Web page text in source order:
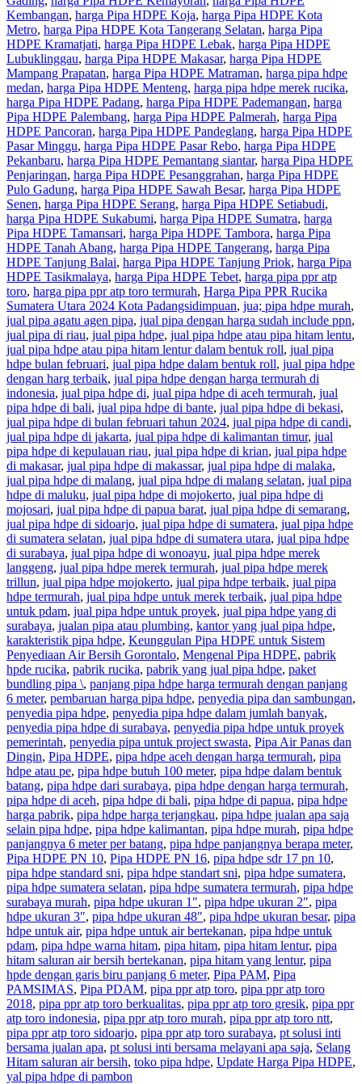
Kembangan, harga Pipa HDPE Koja, harga Pipa HDPE Kota
Metro, harga Pipa HDPE Kota Tangerang Selatan, harga Pipa
HDPE Kramatjati, harga Pipa HDPE Lebak, harga Pipa HDPE
Lubuklinggau, harga Pipa HDPE Makasar, harga Pipa HDPE
Mampang Prapatan, harga Pipa HDPE Matraman, harga pipa hdpe
medan, harga Pipa HDPE Menteng, harga pipa hdpe merek rucika,
harga Pipa HDPE Padang, harga Pipa HDPE Pademangan, harga
Pipa HDPE Palembang, harga Pipa HDPE Palmerah, harga Pipa
HDPE Pancoran, harga Pipa HDPE Pandeglang, harga Pipa HDPE
Pasar Minggu, harga Pipa HDPE Pasar Rebo, harga Pipa HDPE
Pekanbaru, harga Pipa HDPE Pemantang siantar, harga Pipa HDPE
Penjaringan, harga Pipa HDPE Pesanggrahan, harga Pipa HDPE
Pulo Gadung, harga Pipa HDPE Sawah Besar, harga Pipa HDPE
Senen, harga Pipa HDPE Serang, harga Pipa HDPE Setiabudi,
harga Pipa HDPE Sukabumi, harga Pipa HDPE Sumatra, harga
Pipa HDPE Tamansari, harga Pipa HDPE Tambora, harga Pipa
HDPE Tanah Abang, harga Pipa HDPE Tangerang, harga Pipa
HDPE Tanjung Balai, harga Pipa HDPE Tanjung Priok, harga Pipa
HDPE Tasikmalaya, harga Pipa HDPE Tebet, harga pipa ppr atp
toro, harga pipa ppr atp toro termurah, Harga Pipa PPR Rucika
Sumatera Utara 2024 Kota Padangsidimpuan, jua; pipa hdpe murah,
jual pipa agatu agen pipa, jual pipa dengan harga sudah include ppn,
jual pipa di riau, jual pipa hdpe, jual pipa hdpe atau pipa hitam lentu,
jual pipa hdpe atau pipa hitam lentur dalam bentuk roll, jual pipa
hdpe bulan februari, jual pipa hdpe dalam bentuk roll, jual pipa hdpe
dengan harg terbaik, jual pipa hdpe dengan harga termurah di
indonesia, jual pipa hdpe di, jual pipa hdpe di aceh termurah, jual
pipa hdpe di bali, jual pipa hdpe di bante, jual pipa hdpe di bekasi,
jual pipa hdpe di bulan februari tahun 2024, jual pipa hdpe di candi,
jual pipa hdpe di jakarta, jual pipa hdpe di kalimantan timur, jual
pipa hdpe di kepulauan riau, jual pipa hdpe di krian, jual pipa hdpe
di makasar, jual pipa hdpe di makassar, jual pipa hdpe di malaka,
jual pipa hdpe di malang, jual pipa hdpe di malang selatan, jual pipa
hdpe di maluku, jual pipa hdpe di mojokerto, jual pipa hdpe di
mojosari, jual pipa hdpe di papua barat, jual pipa hdpe di semarang,
jual pipa hdpe di sidoarjo, jual pipa hdpe di sumatera, jual pipa hdpe
di sumatera selatan, jual pipa hdpe di sumatera utara, jual pipa hdpe
di surabaya, jual pipa hdpe di wonoayu, jual pipa hdpe merek
langgeng, jual pipa hdpe merek termurah, jual pipa hdpe merek
trillun, jual pipa hdpe mojokerto, jual pipa hdpe terbaik, jual pipa
hdpe termurah, jual pipa hdpe untuk merek terbaik, jual pipa hdpe
untuk pdam, jual pipa hdpe untuk proyek, jual pipa hdpe yang di
surabaya, jualan pipa atau plumbing, kantor yang jual pipa hdpe,
karakteristik pipa hdpe, Keunggulan Pipa HDPE untuk Sistem
Penyediaan Air Bersih Gorontalo, Mengenal Pipa HDPE, pabrik
hpde rucika, pabrik rucika, pabrik yang jual pipa hdpe, paket
bundling pipa \, panjang pipa hdpe harga termurah dengan panjang
6 meter, pembaruan harga pipa hdpe, penyedia pipa dan sambungan,
penyedia pipa hdpe, penyedia pipa hdpe dalam jumlah banyak,
penyedia pipa hdpe di surabaya, penyedia pipa hdpe untuk proyek
pemerintah, penyedia pipa untuk project swasta, Pipa Air Panas dan
Dingin, Pipa HDPE, pipa hdpe aceh dengan harga termurah, pipa
hdpe atau pe, pipa hdpe butuh 100 meter, pipa hdpe dalam bentuk
batang, pipa hdpe dari surabaya, pipa hdpe dengan harga termurah,
pipa hdpe di aceh, pipa hdpe di bali, pipa hdpe di papua, pipa hdpe
harga pabrik, pipa hdpe harga terjangkau, pipa hdpe jualan apa saja
selain pipa hdpe, pipa hdpe kalimantan, pipa hdpe murah, pipa hdpe
panjangnya 6 meter per batang, pipa hdpe panjangnya berapa meter,
Pipa HDPE PN 10, Pipa HDPE PN 16, pipa hdpe sdr 17 pn 10,
pipa hdpe standard sni, pipa hdpe standart sni, pipa hdpe sumatera,
pipa hdpe sumatera selatan, pipa hdpe sumatera termurah, pipa hdpe
surabaya murah, pipa hdpe ukuran 1″, pipa hdpe ukuran 2″, pipa
hdpe ukuran 3″, pipa hdpe ukuran 48″, pipa hdpe ukuran besar, pipa
hdpe untuk air, pipa hdpe untuk air bertekanan, pipa hdpe untuk
pdam, pipa hdpe warna hitam, pipa hitam, pipa hitam lentur, pipa
hitam saluran air bersih bertekanan, pipa hitam yang lentur, pipa
hpde dengan garis biru panjang 6 meter, Pipa PAM, Pipa
PAMSIMAS, Pipa PDAM, pipa ppr atp toro, pipa ppr atp toro
2018, pipa ppr atp toro berkualitas, pipa ppr atp toro gresik, pipa ppr
atp toro indonesia, pipa ppr atp toro murah, pipa ppr atp toro ntt,
pipa ppr atp toro sidoarjo, pipa ppr atp toro surabaya, pt solusi inti
bersama jualan apa, pt solusi inti bersama melayani apa saja, Selang
Hitam saluran air bersih, toko pipa hdpe, Update Harga Pipa HDPE,
yal pipa hdpe di pambon